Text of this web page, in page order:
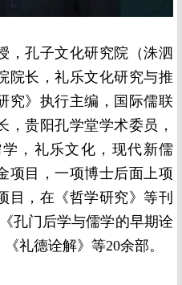
，孔子文化研究院（洙泗
院长，礼乐文化研究与推
究》执行主编，国际儒联
，贵阳孔学堂学术委员，
，礼乐文化，现代新儒
项目，一项博士后面上项
目，在《哲学研究》等刊
孔门后学与儒学的早期诠
礼德诠解》等20余部。